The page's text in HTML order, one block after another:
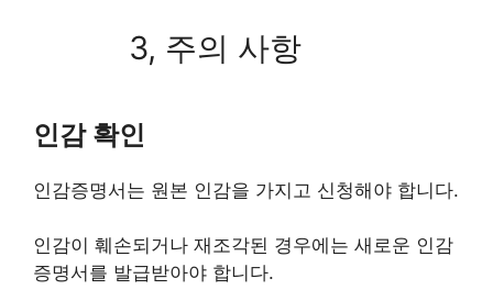
3, 주의 사항
인감 확인
인감증명서는 원본 인감을 가지고 신청해야 합니다.
인감이 훼손되거나 재조각된 경우에는 새로운 인감
증명서를 발급받아야 합니다.